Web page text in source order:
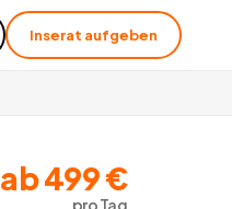
Inserat aufgeben
ab499€
proTag